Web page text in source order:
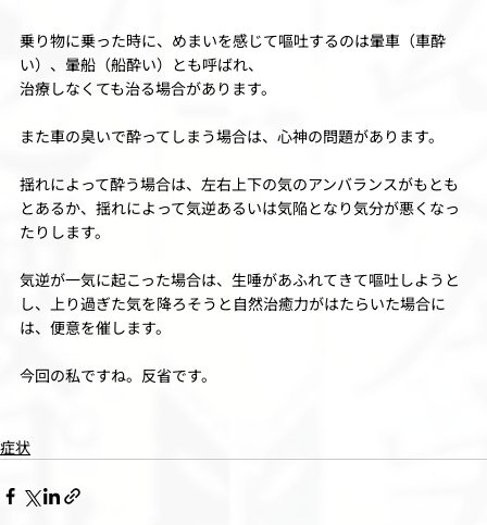
乗り物に乗った時に、めまいを感じて嘔吐するのは暈車（車酔
い）、暈船（船酔い）とも呼ばれ、
治療しなくても治る場合があります。
また車の臭いで酔ってしまう場合は、心神の問題があります。
揺れによって酔う場合は、左右上下の気のアンバランスがもとも
とあるか、揺れによって気逆あるいは気陥となり気分が悪くなっ
たりします。
気逆が一気に起こった場合は、生唾があふれてきて嘔吐しようと
し、上り過ぎた気を降ろそうと自然治癒力がはたらいた場合に
は、便意を催します。
今回の私ですね。反省です。
症状